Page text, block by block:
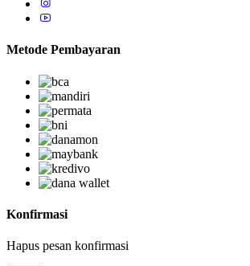
Metode Pembayaran
Konfirmasi
Hapus pesan konfirmasi